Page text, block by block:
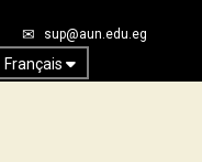
sup@aun.edu.eg
Français